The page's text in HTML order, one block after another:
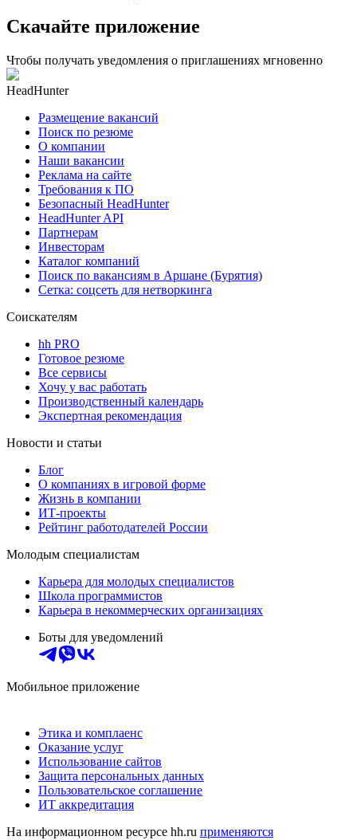
Скачайте приложение
Чтобы получать уведомления о приглашениях мгновенно
HeadHunter
Размещение вакансий
Поиск по резюме
О компании
Наши вакансии
Реклама на сайте
Требования к ПО
Безопасный HeadHunter
HeadHunter API
Партнерам
Инвесторам
Каталог компаний
Поиск по вакансиям в Аршане (Бурятия)
Сетка: соцсеть для нетворкинга
Соискателям
hh PRO
Готовое резюме
Все сервисы
Хочу у вас работать
Производственный календарь
Экспертная рекомендация
Новости и статьи
Блог
О компаниях в игровой форме
Жизнь в компании
ИТ-проекты
Рейтинг работодателей России
Молодым специалистам
Карьера для молодых специалистов
Школа программистов
Карьера в некоммерческих организациях
Боты для уведомлений
Мобильное приложение
Этика и комплаенс
Оказание услуг
Использование сайтов
Защита персональных данных
Пользовательское соглашение
ИТ аккредитация
На информационном ресурсе hh.ru применяются